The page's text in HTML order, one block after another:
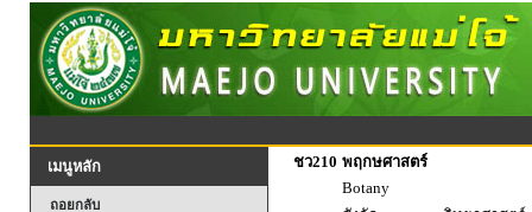
เมนูหลัก
ถอยกลับ
ชว210 พฤกษศาสตร์
Botany